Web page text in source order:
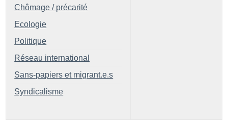
Chômage / précarité
Ecologie
Politique
Réseau international
Sans-papiers et migrant.e.s
Syndicalisme